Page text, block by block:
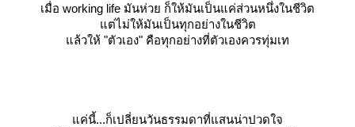
เมื่อ working life มันห่วย ก็ให้มันเป็นแค่ส่วนหนึ่งในชีวิต
ต่ไม่ให้มันเป็นทุกอย่างในชีวิต
ล้วให้ "ตัวเอง" คือทุกอย่างที่ตัวเองควรทุ่มเท
ค่นี้...ก็เปลี่ยนวันธรรมดาที่แสนน่าปวดใจ